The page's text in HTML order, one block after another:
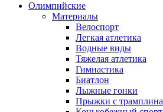
Олимпийские
Материалы
Велоспорт
Легкая атлетика
Водные виды
Тяжелая атлетика
Гимнастика
Биатлон
Лыжные гонки
Прыжки с трамплина